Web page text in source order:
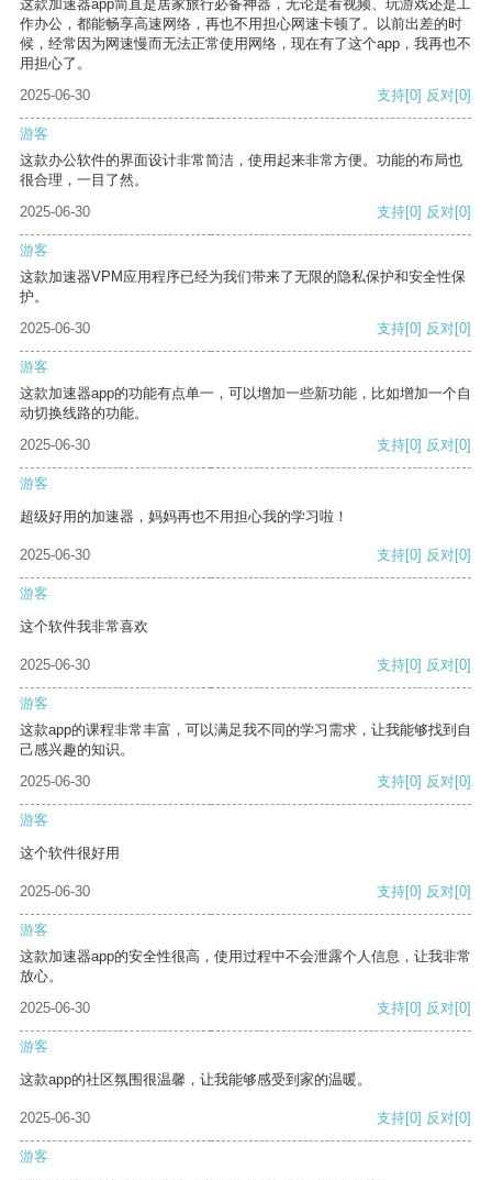
这款加速器app简直是居家旅行必备神器，无论是看视频、玩游戏还是工
作办公，都能畅享高速网络，再也不用担心网速卡顿了。以前出差的时
候，经常因为网速慢而无法正常使用网络，现在有了这个app，我再也不
用担心了。
2025-06-30
支持[0] 反对[0]
游客
这款办公软件的界面设计非常简洁，使用起来非常方便。功能的布局也
很合理，一目了然。
2025-06-30
支持[0] 反对[0]
游客
这款加速器VPM应用程序已经为我们带来了无限的隐私保护和安全性保
护。
2025-06-30
支持[0] 反对[0]
游客
这款加速器app的功能有点单一，可以增加一些新功能，比如增加一个自
动切换线路的功能。
2025-06-30
支持[0] 反对[0]
游客
超级好用的加速器，妈妈再也不用担心我的学习啦！
2025-06-30 支持[0] 反对[0]
游客
这个软件我非常喜欢
2025-06-30 支持[0] 反对[0]
游客
这款app的课程非常丰富，可以满足我不同的学习需求，让我能够找到自
己感兴趣的知识。
2025-06-30
支持[0] 反对[0]
游客
这个软件很好用
2025-06-30 支持[0] 反对[0]
游客
这款加速器app的安全性很高，使用过程中不会泄露个人信息，让我非常
放心。
2025-06-30
支持[0] 反对[0]
游客
这款app的社区氛围很温馨，让我能够感受到家的温暖。
2025-06-30 支持[0] 反对[0]
游客